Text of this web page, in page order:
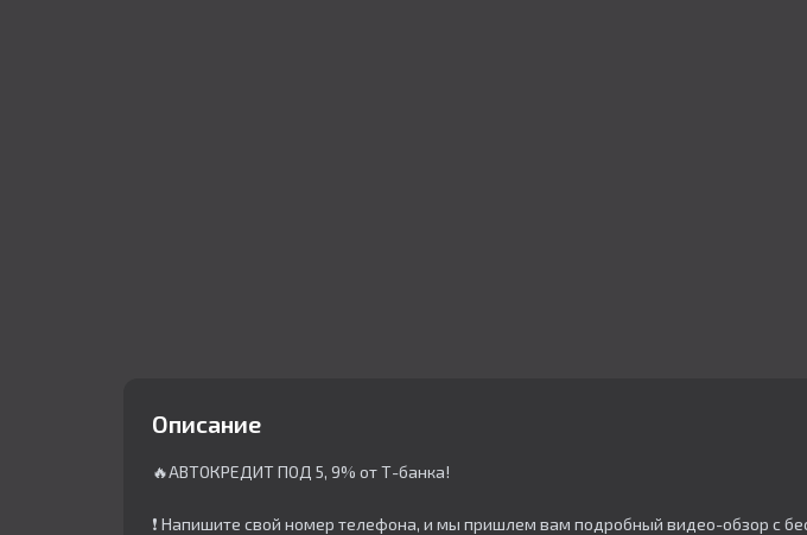
Описание
🔥АВТОКРЕДИТ ПОД 5, 9% от Т-банка!
❗ Напишите свой номер телефона, и мы пришлем вам подробный видео-обзор с